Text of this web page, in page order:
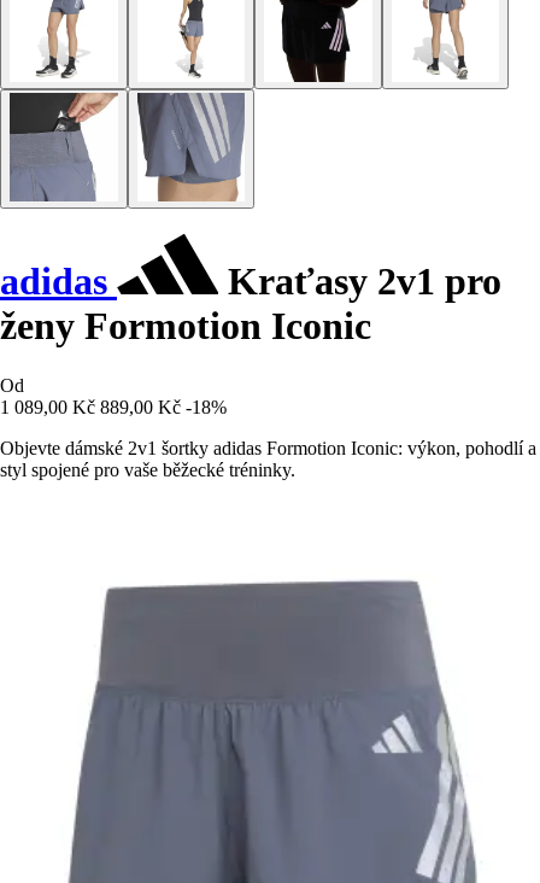
adidas
Kraťasy 2v1 pro
ženy Formotion Iconic
Od
1 089,00 Kč 889,00 Kč -18%
Objevte dámské 2v1 šortky adidas Formotion Iconic: výkon, pohodlí a
styl spojené pro vaše běžecké tréninky.